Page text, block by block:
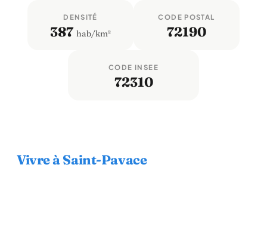
DENSITÉ
387 hab/km²
CODE POSTAL
72190
CODE INSEE
72310
Vivre à Saint-Pavace